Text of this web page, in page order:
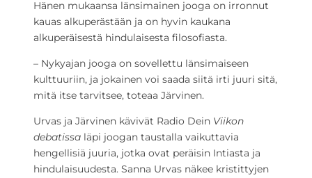
Hänen mukaansa länsimainen jooga on irronnut
kauas alkuperästään ja on hyvin kaukana
alkuperäisestä hindulaisesta filosofiasta.
– Nykyajan jooga on sovellettu länsimaiseen
kulttuuriin, ja jokainen voi saada siitä irti juuri sitä,
mitä itse tarvitsee, toteaa Järvinen.
Urvas ja Järvinen kävivät Radio Dein Viikon
debatissa läpi joogan taustalla vaikuttavia
hengellisiä juuria, jotka ovat peräisin Intiasta ja
hindulaisuudesta. Sanna Urvas näkee kristittyjen